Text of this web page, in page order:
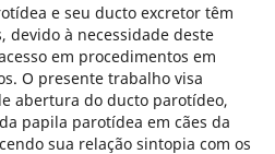
e seu ducto excretor têm
devido à necessidade deste
em procedimentos em
O presente trabalho visa
abertura do ducto parotídeo,
papila parotídea em cães da
sua relação sintopia com os